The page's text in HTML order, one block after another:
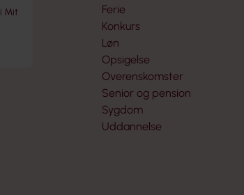
Mit
Ferie
Konkurs
Løn
Opsigelse
Overenskomster
Senior og pension
Sygdom
Uddannelse